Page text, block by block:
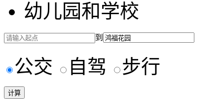
幼儿园和学校
到
公交 自驾 步行